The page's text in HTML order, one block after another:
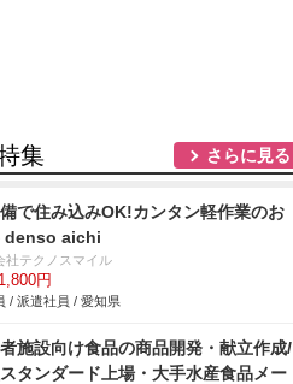
集 さらに見る
で住み込みOK!カンタン軽作業のお
denso aichi
社テクノスマイル
円
/ 派遣社員 / 愛知県
施設向け食品の商品開発・献立作成/
タンダード上場・大手水産食品メー